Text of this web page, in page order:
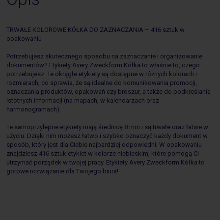
TRWAŁE KOLOROWE KÓŁKA DO ZAZNACZANIA – 416 sztuk w
opakowaniu
Potrzebujesz skutecznego sposobu na zaznaczanie i organizowanie
dokumentów? Etykiety Avery Zweckform Kółka to właśnie to, czego
potrzebujesz. Te okrągłe etykiety są dostępne w różnych kolorach i
rozmiarach, co sprawia, że są idealne do komunikowania promocji,
oznaczania produktów, opakowań czy broszur, a także do podkreślania
istotnych informacji (na mapach, w kalendarzach oraz
harmonogramach).
Te samoprzylepne etykiety mają średnicę 8 mm i są trwałe oraz łatwe w
użyciu. Dzięki nim możesz łatwo i szybko oznaczyć każdy dokument w
sposób, który jest dla Ciebie najbardziej odpowiedni. W opakowaniu
znajdziesz 416 sztuk etykiet w kolorze niebieskim, które pomogą Ci
utrzymać porządek w twojej pracy. Etykiety Avery Zweckform Kółka to
gotowe rozwiązanie dla Twojego biura!